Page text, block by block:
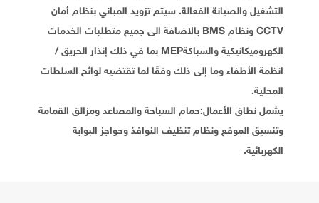
التشغيل والصيانة الفعالة. سيتم تزويد المباني بنظام أمان
CCTV ونظام BMS بالاضافة الى جميع متطلبات الخدمات
الكهروميكانيكية والسباكةMEP بما في ذلك إنذار الحريق /
انظمة الأطفاء وما إلى ذلك وفقًا لما تقتضيه لوائح السلطات
المحلية.
يشمل نطاق الأعمال:حمام السباحة والمصاعد ومزالق القمامة
وتنسيق الموقع ونظام تنظيف النوافذ وحواجز البوابة
الكهربائية.